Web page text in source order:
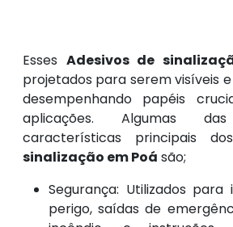
Esses Adesivos de
projetados para serem visíveis
desempenhando papéis
aplicações. Algumas
características principais
sinalização em Poá são;
Segurança: Utilizados
perigo, saídas de